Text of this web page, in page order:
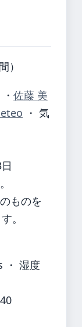
）
・ 佐藤 美
・ 気
ものを
。
・ 湿度